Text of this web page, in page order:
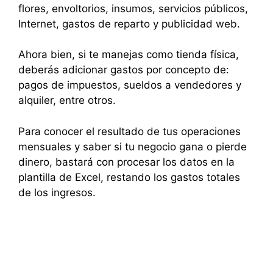
flores, envoltorios, insumos, servicios públicos,
Internet, gastos de reparto y publicidad web.
Ahora bien, si te manejas como tienda física,
deberás adicionar gastos por concepto de:
pagos de impuestos, sueldos a vendedores y
alquiler, entre otros.
Para conocer el resultado de tus operaciones
mensuales y saber si tu negocio gana o pierde
dinero, bastará con procesar los datos en la
plantilla de Excel, restando los gastos totales
de los ingresos.